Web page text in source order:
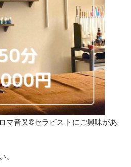
マ音叉®️セラピストにご興味があ
。